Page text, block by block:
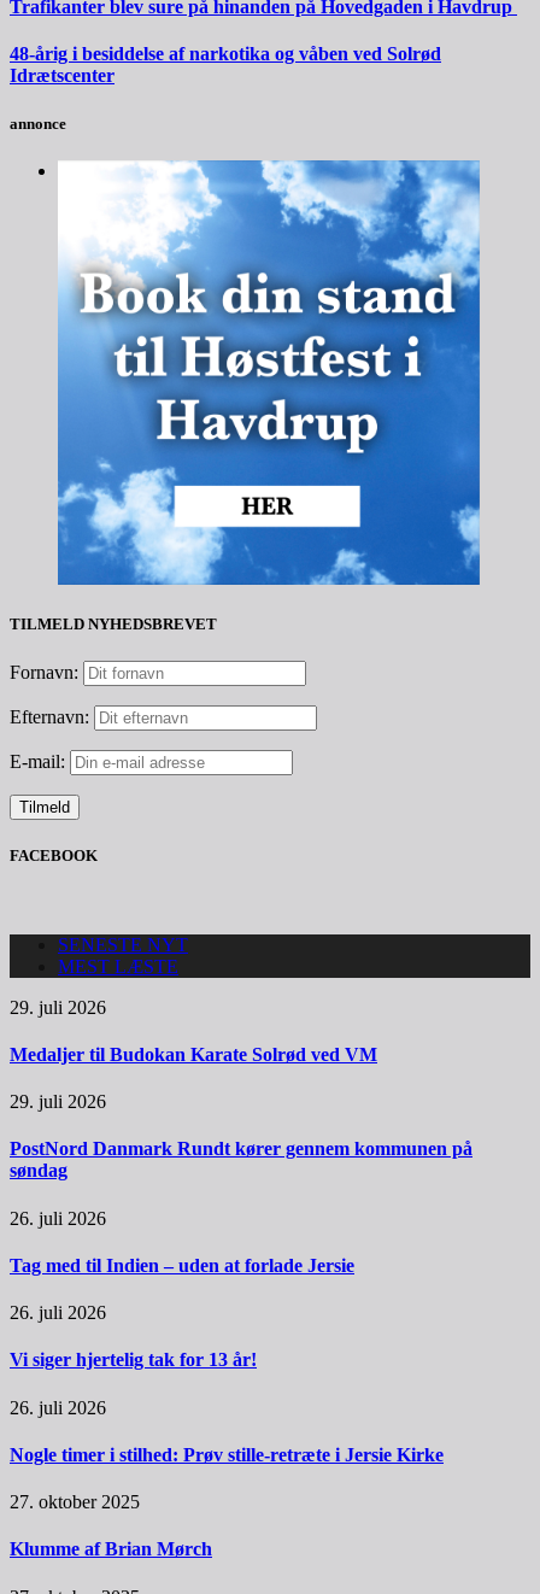
Trafikanter blev sure på hinanden på Hovedgaden i Havdrup
48-årig i besiddelse af narkotika og våben ved Solrød
Idrætscenter
annonce
TILMELD NYHEDSBREVET
Fornavn:
Efternavn:
E-mail:
FACEBOOK
SENESTE NYT
MEST LÆSTE
29. juli 2026
Medaljer til Budokan Karate Solrød ved VM
29. juli 2026
PostNord Danmark Rundt kører gennem kommunen på
søndag
26. juli 2026
Tag med til Indien – uden at forlade Jersie
26. juli 2026
Vi siger hjertelig tak for 13 år!
26. juli 2026
Nogle timer i stilhed: Prøv stille-retræte i Jersie Kirke
27. oktober 2025
Klumme af Brian Mørch